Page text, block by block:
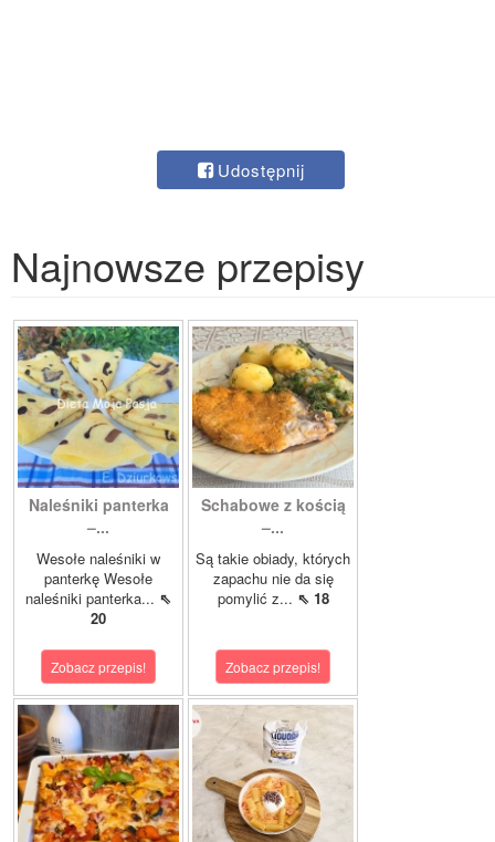
Udostępnij
Najnowsze przepisy
Naleśniki panterka
–...
Wesołe naleśniki w
panterkę Wesołe
naleśniki panterka... ⇖
20
Zobacz przepis!
Schabowe z kością
–...
Są takie obiady, których
zapachu nie da się
pomylić z... ⇖ 18
Zobacz przepis!